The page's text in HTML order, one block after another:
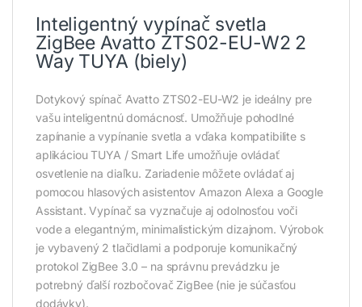
Inteligentný vypínač svetla
ZigBee Avatto ZTS02-EU-W2 2
Way TUYA (biely)
Dotykový spínač Avatto ZTS02-EU-W2 je ideálny pre
vašu inteligentnú domácnosť. Umožňuje pohodlné
zapínanie a vypínanie svetla a vďaka kompatibilite s
aplikáciou TUYA / Smart Life umožňuje ovládať
osvetlenie na diaľku. Zariadenie môžete ovládať aj
pomocou hlasových asistentov Amazon Alexa a Google
Assistant. Vypínač sa vyznačuje aj odolnosťou voči
vode a elegantným, minimalistickým dizajnom. Výrobok
je vybavený 2 tlačidlami a podporuje komunikačný
protokol ZigBee 3.0 – na správnu prevádzku je
potrebný ďalší rozbočovač ZigBee (nie je súčasťou
dodávky).